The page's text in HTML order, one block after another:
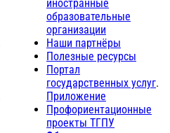
иностранные
образовательные
организации
Наши партнёры
Полезные ресурсы
Портал
государственных услуг.
Приложение
Профориентационные
проекты ТГПУ